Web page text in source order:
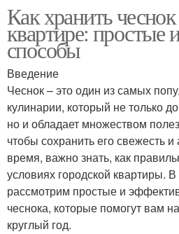
Как хранить
квартире: простые
способы
Введение
Чеснок – это один из самых
кулинарии, который не только
но и обладает множеством
чтобы сохранить его свежесть
время, важно знать, как
условиях городской квартиры.
рассмотрим простые и
чеснока, которые помогут вам
круглый год.